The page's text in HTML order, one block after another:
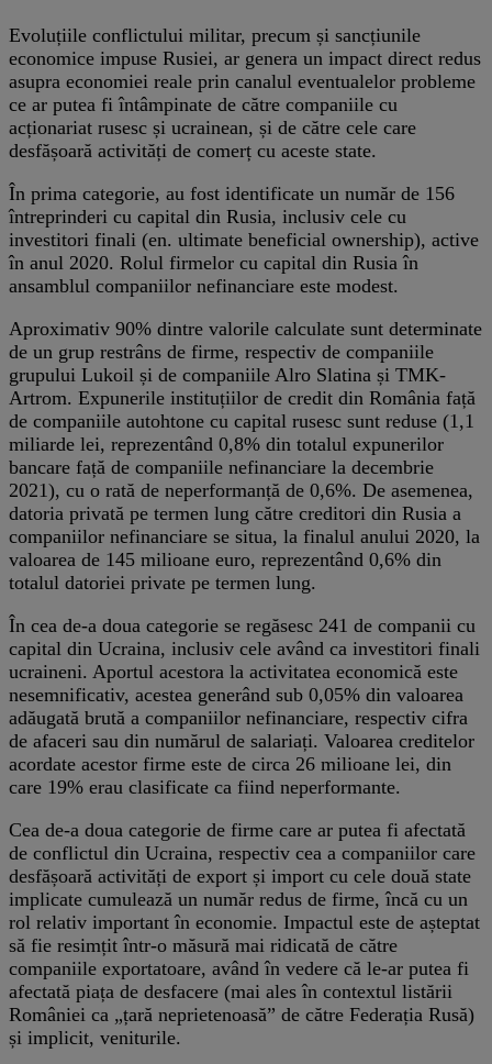
Evoluțiile conflictului militar, precum și sancțiunile
economice impuse Rusiei, ar genera un impact direct redus
asupra economiei reale prin canalul eventualelor probleme
ce ar putea fi întâmpinate de către companiile cu
acționariat rusesc și ucrainean, și de către cele care
desfășoară activități de comerț cu aceste state.
În prima categorie, au fost identificate un număr de 156
întreprinderi cu capital din Rusia, inclusiv cele cu
investitori finali (en. ultimate beneficial ownership), active
în anul 2020. Rolul firmelor cu capital din Rusia în
ansamblul companiilor nefinanciare este modest.
Aproximativ 90% dintre valorile calculate sunt determinate
de un grup restrâns de firme, respectiv de companiile
grupului Lukoil și de companiile Alro Slatina și TMK-
Artrom. Expunerile instituțiilor de credit din România față
de companiile autohtone cu capital rusesc sunt reduse (1,1
miliarde lei, reprezentând 0,8% din totalul expunerilor
bancare față de companiile nefinanciare la decembrie
2021), cu o rată de neperformanță de 0,6%. De asemenea,
datoria privată pe termen lung către creditori din Rusia a
companiilor nefinanciare se situa, la finalul anului 2020, la
valoarea de 145 milioane euro, reprezentând 0,6% din
totalul datoriei private pe termen lung.
În cea de-a doua categorie se regăsesc 241 de companii cu
capital din Ucraina, inclusiv cele având ca investitori finali
ucraineni. Aportul acestora la activitatea economică este
nesemnificativ, acestea generând sub 0,05% din valoarea
adăugată brută a companiilor nefinanciare, respectiv cifra
de afaceri sau din numărul de salariați. Valoarea creditelor
acordate acestor firme este de circa 26 milioane lei, din
care 19% erau clasificate ca fiind neperformante.
Cea de-a doua categorie de firme care ar putea fi afectată
de conflictul din Ucraina, respectiv cea a companiilor care
desfășoară activități de export și import cu cele două state
implicate cumulează un număr redus de firme, încă cu un
rol relativ important în economie. Impactul este de așteptat
să fie resimțit într-o măsură mai ridicată de către
companiile exportatoare, având în vedere că le-ar putea fi
afectată piața de desfacere (mai ales în contextul listării
României ca „țară neprietenoasă” de către Federația Rusă)
și implicit, veniturile.